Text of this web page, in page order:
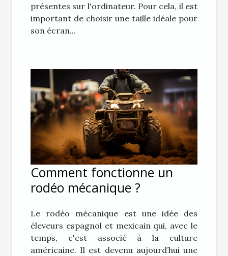
présentes sur l'ordinateur. Pour cela, il est
important de choisir une taille idéale pour
son écran...
Comment fonctionne un
rodéo mécanique ?
Le rodéo mécanique est une idée des
éleveurs espagnol et mexicain qui, avec le
temps, c'est associé à la culture
américaine. Il est devenu aujourd’hui une